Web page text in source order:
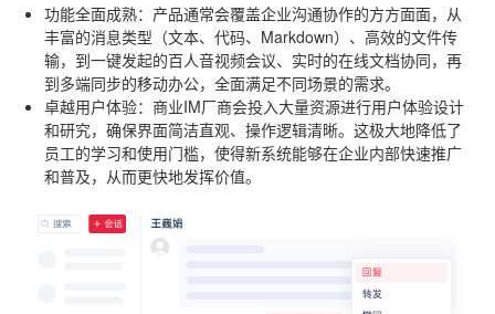
功能全面成熟：产品通常会覆盖企业沟通协作的方方面面，从
丰富的消息类型（文本、代码、Markdown）、高效的文件传
输，到一键发起的百人音视频会议、实时的在线文档协同，再
到多端同步的移动办公，全面满足不同场景的需求。
卓越用户体验：商业IM厂商会投入大量资源进行用户体验设计
和研究，确保界面简洁直观、操作逻辑清晰。这极大地降低了
员工的学习和使用门槛，使得新系统能够在企业内部快速推广
和普及，从而更快地发挥价值。